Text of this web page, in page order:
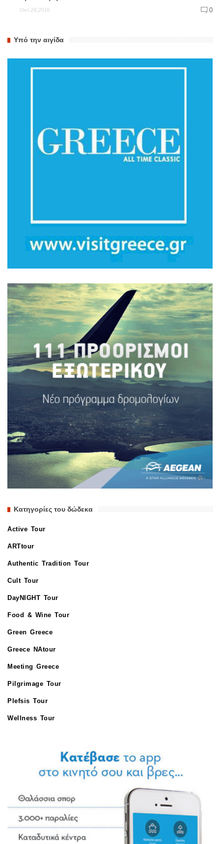
Οκτ 24,2016 0
Υπό την αιγίδα
Κατηγορίες του δώδεκα
Active Tour
ARTtour
Authentic Tradition Tour
Cult Tour
DayNIGHT Tour
Food & Wine Tour
Green Greece
Greece NAtour
Meeting Greece
Pilgrimage Tour
Plefsis Tour
Wellness Tour